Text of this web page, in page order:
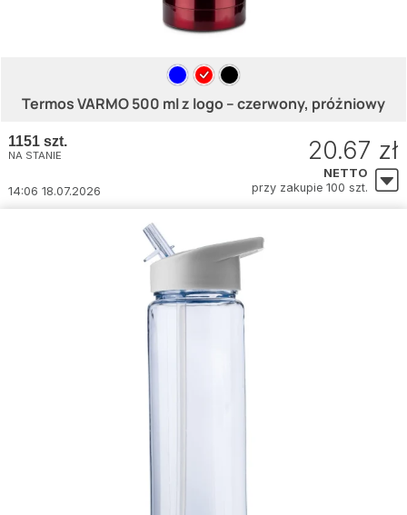
Termos VARMO 500 ml z logo – czerwony, próżniowy
1151 szt.
NA STANIE
14:06 18.07.2026
20.67 zł
NETTO
przy zakupie 100 szt.